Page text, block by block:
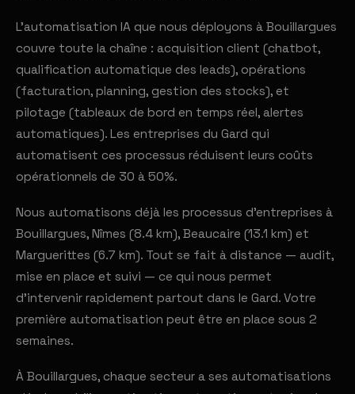
L'automatisation IA que nous déployons à Bouillargues
couvre toute la chaîne : acquisition client (chatbot,
qualification automatique des leads), opérations
(facturation, planning, gestion des stocks), et
pilotage (tableaux de bord en temps réel, alertes
automatiques). Les entreprises du Gard qui
automatisent ces processus réduisent leurs coûts
opérationnels de 30 à 50%.
Nous automatisons déjà les processus d'entreprises à
Bouillargues, Nîmes (8.4 km), Beaucaire (13.1 km) et
Marguerittes (6.7 km). Tout se fait à distance — audit,
mise en place et suivi — ce qui nous permet
d'intervenir rapidement partout dans le Gard. Votre
première automatisation peut être en place sous 2
semaines.
À Bouillargues, chaque secteur a ses automatisations